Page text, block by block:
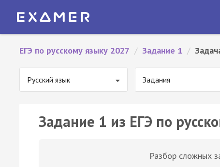
ЕГЭ по русскому языку 2027 / Задание 1 /
Русский язык Задания
Задание 1 из ЕГЭ по
Разбор сложных